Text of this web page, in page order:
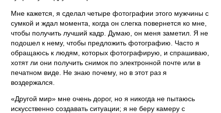
Мне кажется, я сделал четыре фотографии этого мужчины с
сумкой и ждал момента, когда он слегка повернется ко мне,
чтобы получить лучший кадр. Думаю, он меня заметил. Я не
подошел к нему, чтобы предложить фотографию. Часто я
обращаюсь к людям, которых фотографирую, и спрашиваю,
хотят ли они получить снимок по электронной почте или в
печатном виде. Не знаю почему, но в этот раз я
воздержался.
«Другой мир» мне очень дорог, но я никогда не пытаюсь
искусственно создавать ситуации; я не беру камеру с